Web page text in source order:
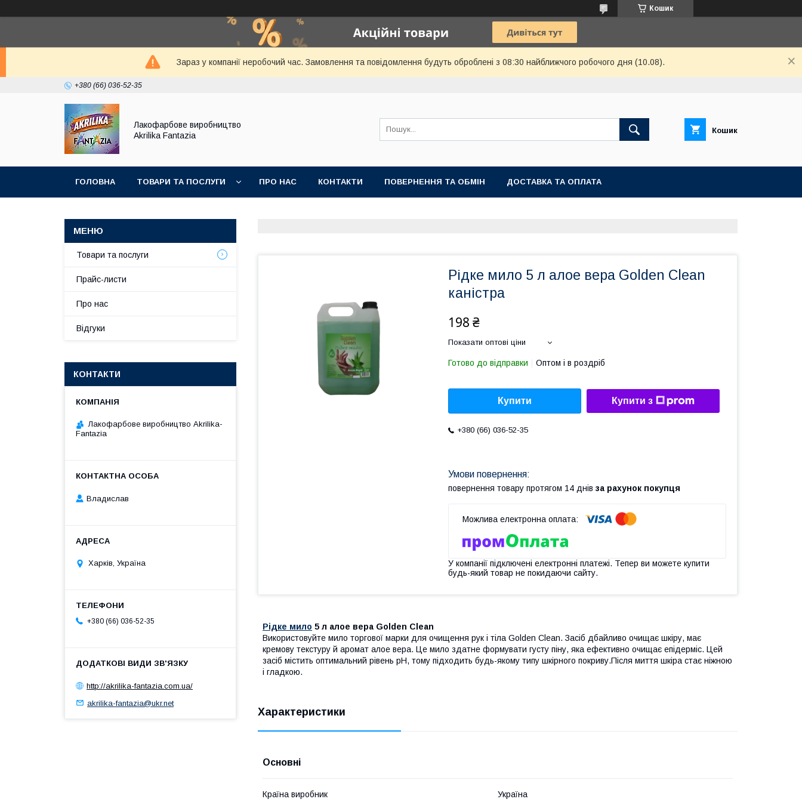
Кошик
Зараз у компанії неробочий час. Замовлення та повідомлення будуть оброблені з 08:30 найближчого робочого дня (10.08).
+380 (66) 036-52-35
Лакофарбове виробництво
Akrilika Fantazia
Кошик
ГОЛОВНА ТОВАРИ ТА ПОСЛУГИ ПРО НАС КОНТАКТИ ПОВЕРНЕННЯ ТА ОБМІН ДОСТАВКА ТА ОПЛАТА
Рідке мило 5 л алое вера Golden Clean
каністра
198 ₴
Показати оптові ціни
Готово до відправки Оптом і в роздріб
Купити Купити з
+380 (66) 036-52-35
повернення товару протягом 14 днів за рахунок покупця
У компанії підключені електронні платежі. Тепер ви можете купити
будь-який товар не покидаючи сайту.
Рідке мило 5 л алое вера Golden Clean
Використовуйте мило торгової марки для очищення рук і тіла Golden Clean. Засіб дбайливо очищає шкіру, має
кремову текстуру й аромат алое вера. Це мило здатне формувати густу піну, яка ефективно очищає епідерміс. Цей
засіб містить оптимальний рівень pH, тому підходить будь-якому типу шкірного покриву.Після миття шкіра стає ніжною
і гладкою.
Характеристики
Основні
Країна виробник Україна
Товари та послуги
Прайс-листи
Про нас
Відгуки
КОНТАКТИ
Лакофарбове виробництво Akrilika-
Fantazia
Владислав
Харків, Україна
+380 (66) 036-52-35
http://akrilika-fantazia.com.ua/
akrilika-fantazia@ukr.net